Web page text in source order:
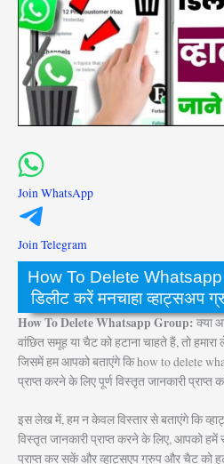
Join WhatsApp
Join Telegram
How To Delete
डिलीट करें मनचाहा व्हाट्सअप
How To Delete Whatsapp Group:क्या
वांछित समूह या चैट को हटाना चाहते हैं, तो
जिसमें हम आपको बताएंगे कि how to delete
प्राप्त करने के लिए पूर्ण विस्तृत जानकारी प्राप्त
इस लेख में, हम न केवल विस्तार से बताएंगे कि
विस्तृत जानकारी प्राप्त करने के लिए, आपको हमें
प्राप्त कर सकें और व्हाट्सएप ग्रुप और चैट को